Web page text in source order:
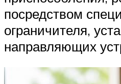
посредством
ограничителя,
направляющих